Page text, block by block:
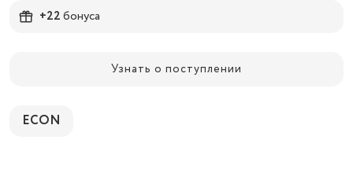
+22бонуса
Узнать о поступлении
ECON